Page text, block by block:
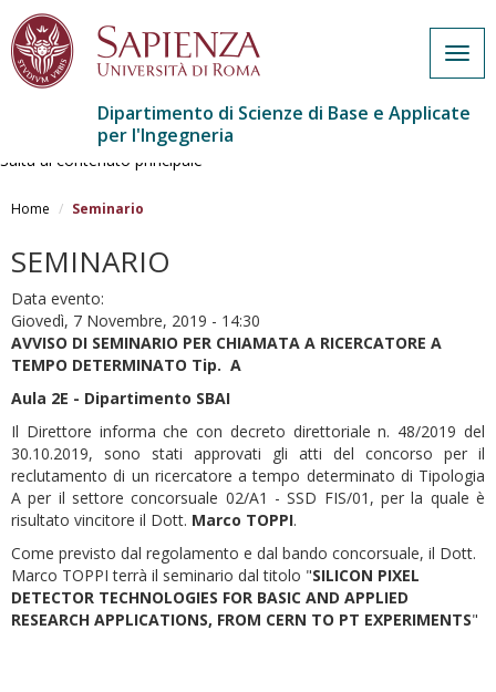
Salta al contenuto principale
Dipartimento di Scienze di Base e Applicate
per l'Ingegneria
Home Seminario
SEMINARIO
Data evento:
Giovedì, 7 Novembre, 2019 - 14:30
AVVISO DI SEMINARIO PER CHIAMATA A RICERCATORE A
TEMPO DETERMINATO Tip. A
Aula 2E - Dipartimento SBAI
Il Direttore informa che con decreto direttoriale n. 48/2019 del
30.10.2019, sono stati approvati gli atti del concorso per il
reclutamento di un ricercatore a tempo determinato di Tipologia
A per il settore concorsuale 02/A1 - SSD FIS/01, per la quale è
risultato vincitore il Dott. Marco TOPPI.
Come previsto dal regolamento e dal bando concorsuale, il Dott.
Marco TOPPI terrà il seminario dal titolo "SILICON PIXEL
DETECTOR TECHNOLOGIES FOR BASIC AND APPLIED
RESEARCH APPLICATIONS, FROM CERN TO PT EXPERIMENTS"